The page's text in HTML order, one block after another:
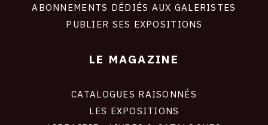
ABONNEMENTS DÉDIÉS AUX GALERISTES
PUBLIER SES EXPOSITIONS
LE MAGAZINE
CATALOGUES RAISONNÉS
LES EXPOSITIONS